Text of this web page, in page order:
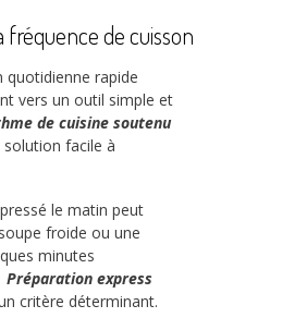
fréquence de cuisson
quotidienne rapide
vers un outil simple et
de cuisine soutenu
facile à
le matin peut
froide ou une
minutes
Préparation express
critère déterminant.